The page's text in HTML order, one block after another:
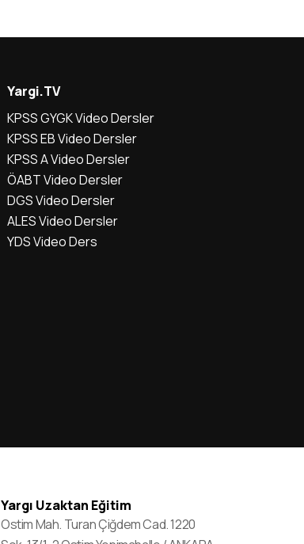
Yargi.TV
KPSS GYGK Video Dersler
KPSS EB Video Dersler
KPSS A Video Dersler
ÖABT Video Dersler
DGS Video Dersler
ALES Video Dersler
YDS Video Ders
Yargı Uzaktan Eğitim
Ostim Mah. Turan Çiğdem Cad. 1220